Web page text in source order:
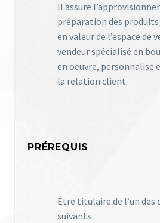
Il assure
préparation des
en valeur de l’espace de
vendeur spécialisé en
en oeuvre, personnalise
la relation client.
PRÉREQUIS
Être titulaire de l’un des
suivants :